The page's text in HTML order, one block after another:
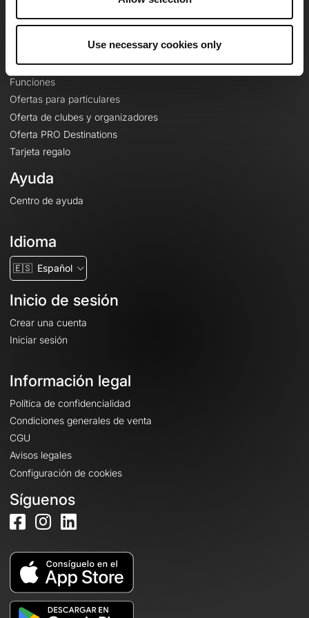
Use necessary cookies only
Le Mag'
Mapas base topográficos
Funciones
Ofertas para particulares
Oferta de clubes y organizadores
Oferta PRO Destinations
Tarjeta regalo
Ayuda
Centro de ayuda
Idioma
🇪🇸 Español
Inicio de sesión
Crear una cuenta
Iniciar sesión
Información legal
Política de confidencialidad
Condiciones generales de venta
CGU
Avisos legales
Configuración de cookies
Síguenos